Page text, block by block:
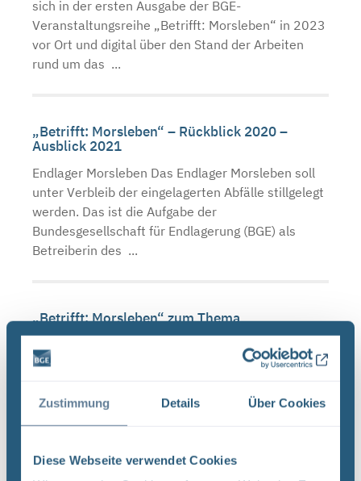
Zustimmung Details Über Cookies
Diese Webseite verwendet Cookies
sich in der ersten Ausgabe der BGE-
Veranstaltungsreihe „Betrifft: Morsleben“ in 2023
vor Ort und digital über den Stand der Arbeiten
rund um das ...
„Betrifft: Morsleben“ – Rückblick 2020 –
Ausblick 2021
Endlager Morsleben Das Endlager Morsleben soll
unter Verbleib der eingelagerten Abfälle stillgelegt
werden. Das ist die Aufgabe der
Bundesgesellschaft für Endlagerung (BGE) als
Betreiberin des ...
„Betrifft: Morsleben“ zum Thema
Langzeitsicherheit am 20. April 2018
Endlager Morsleben Das Endlager Morsleben soll
der wichtigsten Fragen ist dabei der Nachweis der